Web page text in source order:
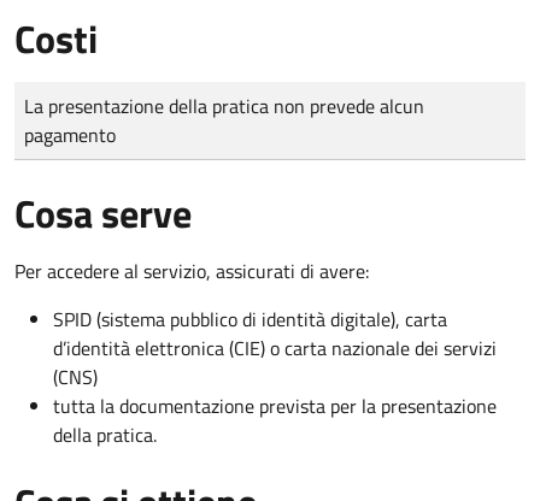
Costi
Tipo di pagamento
Importo
La presentazione della pratica non prevede alcun
pagamento
Cosa serve
Per accedere al servizio, assicurati di avere:
SPID (sistema pubblico di identità digitale), carta
d’identità elettronica (CIE) o carta nazionale dei servizi
(CNS)
tutta la documentazione prevista per la presentazione
della pratica.